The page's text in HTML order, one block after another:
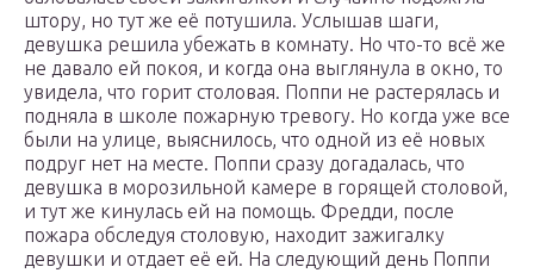
штору, но тут же её потушила. Услышав шаги,
девушка решила убежать в комнату. Но что-то всё же
не давало ей покоя, и когда она выглянула в окно, то
увидела, что горит столовая. Поппи не растерялась и
подняла в школе пожарную тревогу. Но когда уже все
были на улице, выяснилось, что одной из её новых
подруг нет на месте. Поппи сразу догадалась, что
девушка в морозильной камере в горящей столовой,
и тут же кинулась ей на помощь. Фредди, после
пожара обследуя столовую, находит зажигалку
девушки и отдает её ей. На следующий день Поппи